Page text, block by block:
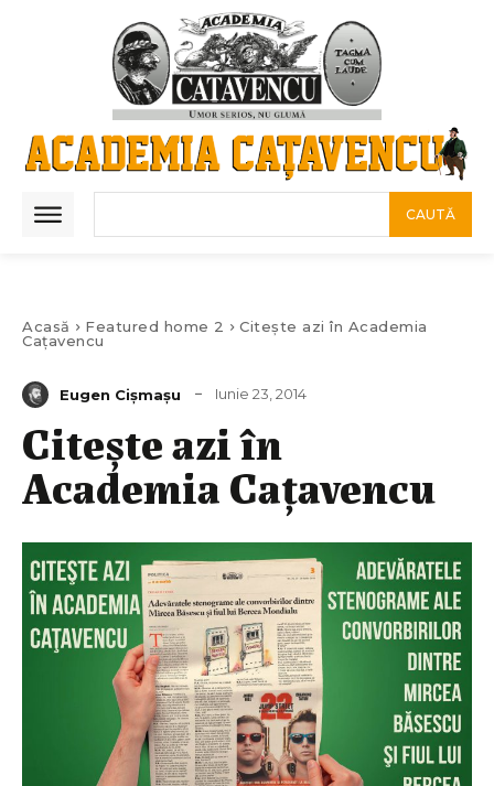
CAUTĂ
Acasă Featured home 2
Citeşte azi în Academia
Caţavencu
Eugen Cișmașu Iunie 23, 2014
Citeşte azi în
Academia Caţavencu